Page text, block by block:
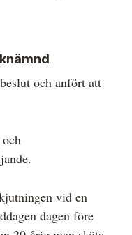
och anfört att
vid en
dagen före